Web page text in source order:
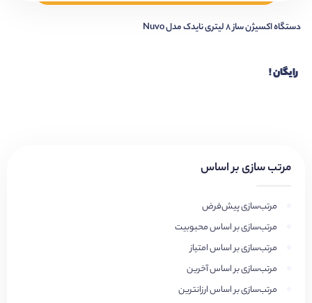
مرتب سازی بر اساس
مرتب‌سازی پیش‌فرض
مرتب‌سازی بر اساس محبوبیت
مرتب‌سازی بر اساس امتیاز
مرتب‌سازی بر اساس آخرین
مرتب‌سازی بر اساس ارزانترین
دستگاه اکسیژن ساز 8 لیتری نایدک مدل Nuvo
رایگان !